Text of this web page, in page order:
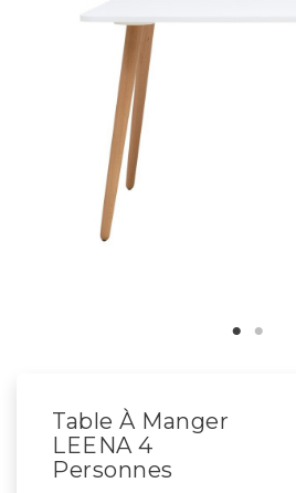
Table À Manger
LEENA 4
Personnes